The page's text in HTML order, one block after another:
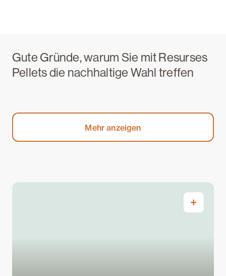
Gute Gründe, warum Sie mit Resurses
Pellets die nachhaltige Wahl treffen
Mehr anzeigen